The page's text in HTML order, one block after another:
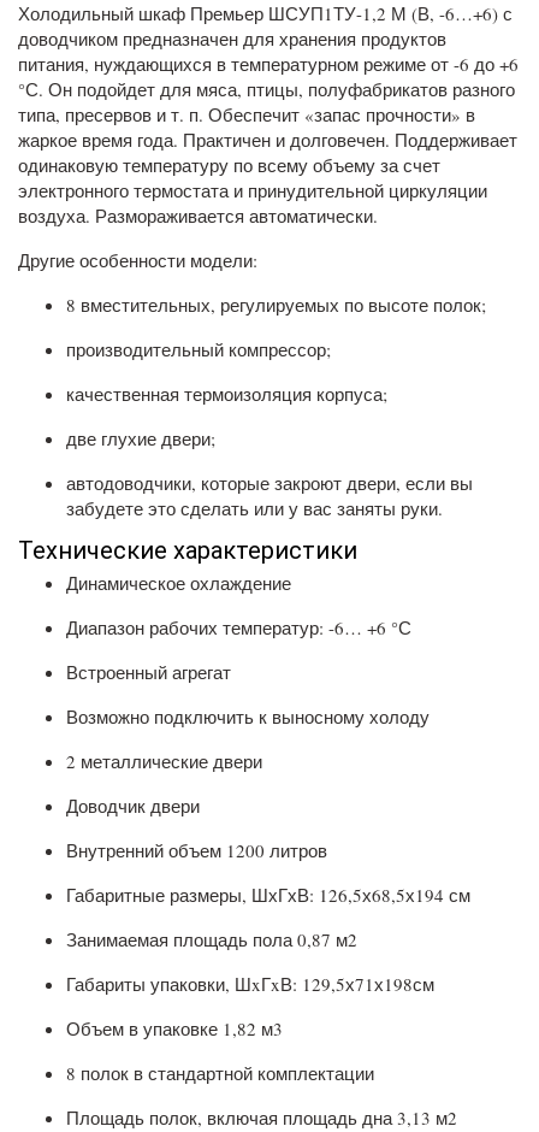
Холодильный шкаф Премьер ШСУП1ТУ-1,2 М (В, -6…+6) с
доводчиком предназначен для хранения продуктов
питания, нуждающихся в температурном режиме от -6 до +6
°С. Он подойдет для мяса, птицы, полуфабрикатов разного
типа, пресервов и т. п. Обеспечит «запас прочности» в
жаркое время года. Практичен и долговечен. Поддерживает
одинаковую температуру по всему объему за счет
электронного термостата и принудительной циркуляции
воздуха. Размораживается автоматически.
Другие особенности модели:
8 вместительных, регулируемых по высоте полок;
производительный компрессор;
качественная термоизоляция корпуса;
две глухие двери;
автодоводчики, которые закроют двери, если вы
забудете это сделать или у вас заняты руки.
Технические характеристики
Динамическое охлаждение
Диапазон рабочих температур: -6… +6 °С
Встроенный агрегат
Возможно подключить к выносному холоду
2 металлические двери
Доводчик двери
Внутренний объем 1200 литров
Габаритные размеры, ШхГхВ: 126,5х68,5х194 см
Занимаемая площадь пола 0,87 м2
Габариты упаковки, ШxГxВ: 129,5х71х198см
Объем в упаковке 1,82 м3
8 полок в стандартной комплектации
Площадь полок, включая площадь дна 3,13 м2